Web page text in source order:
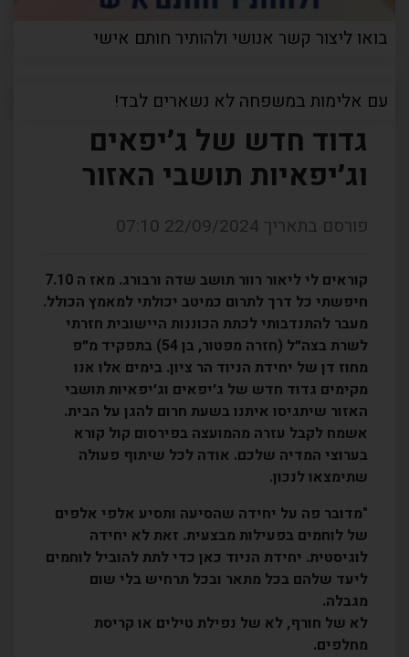
דף הבית
גדוד חדש של ג׳יפאים וג׳יפאיות תושבי האזור
גדוד חדש של ג׳יפאים
וג׳יפאיות תושבי האזור
פורסם בתאריך 22/09/2024 07:10
קוראים לי ליאור רוור תושב שדה ורבורג. מאז ה 7.10
חיפשתי כל דרך לתרום כמיטב יכולתי למאמץ הכולל.
מעבר להתנדבותי לכתת הכוננות היישובית חזרתי
לשרת בצה״ל (חזרה מפטור, בן 54) בתפקיד מ״פ
מחוז דן של יחידת הניוד הר ציון. בימים אלו אנו
מקימים גדוד חדש של ג׳יפאים וג׳יפאיות תושבי
האזור שיתגיסו איתנו בשעת חרום להגן על הבית.
אשמח לקבל עזרה מהמועצה בפירסום קול קורא
בערוצי המדיה שלכם. אודה לכל שיתוף פעולה
שתימצאו לנכון.
"מדובר פה על יחידה שהסיעה ותסיע אלפי אלפים
של לוחמים בפעילות מבצעית. זאת לא יחידה
לוגיסטית. יחידת הניוד כאן כדי לתת להוביל לוחמים
ליעד שלהם בכל מתאר ובכל תרחיש בלי שום
מגבלה.
לא של חורף, לא של נפילת טילים או קריסת
מחלפים.
בואו ליצור קשר אנושי ולהותיר חותם אישי
עם אלימות במשפחה לא נשארים לבד!